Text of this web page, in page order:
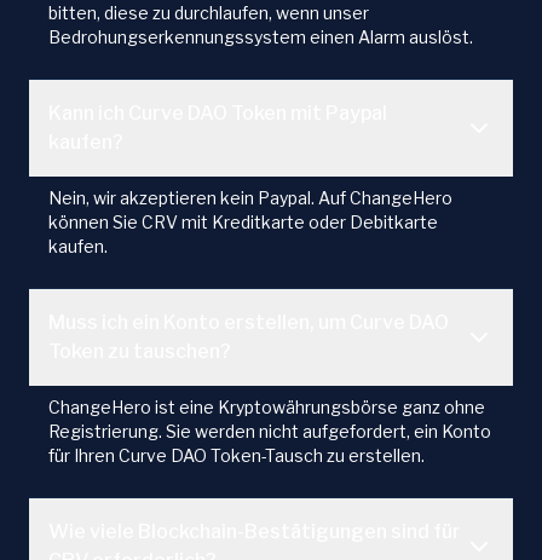
bitten, diese zu durchlaufen, wenn unser
Bedrohungserkennungssystem einen Alarm auslöst.
Nein, wir akzeptieren kein Paypal. Auf ChangeHero
können Sie CRV mit Kreditkarte oder Debitkarte
kaufen.
ChangeHero ist eine Kryptowährungsbörse ganz ohne
Registrierung. Sie werden nicht aufgefordert, ein Konto
für Ihren Curve DAO Token-Tausch zu erstellen.